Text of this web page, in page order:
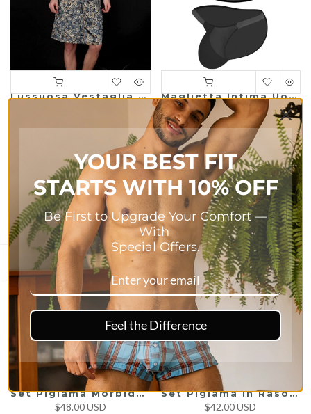
Apri barra laterale
Lussuosa Vestaglia Stampata In Raso Da Uomo Maglietta Intima Uomo Alta Elasticità Colori Uniti In Seta Gelata & Slip
$35.22 USD
Set Pigiama Morbido Estivo Uomo
$48.00 USD
Set Pigiama In Raso Di Seta Da Notte Con Stampa Da Uomo
$42.00 USD
YOUR BEST FIT
STARTS WITH 10% OFF
Be First to Upgrade Your Comfort —
With
Special Offers.
Feel the Difference